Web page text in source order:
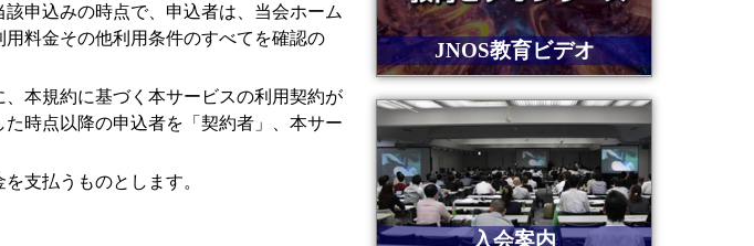
申込みの時点で、申込者は、当会ホーム
料金その他利用条件のすべてを確認の
本規約に基づく本サービスの利用契約が
時点以降の申込者を「契約者」、本サー
支払うものとします。
JNOS教育ビデオ
入会案内